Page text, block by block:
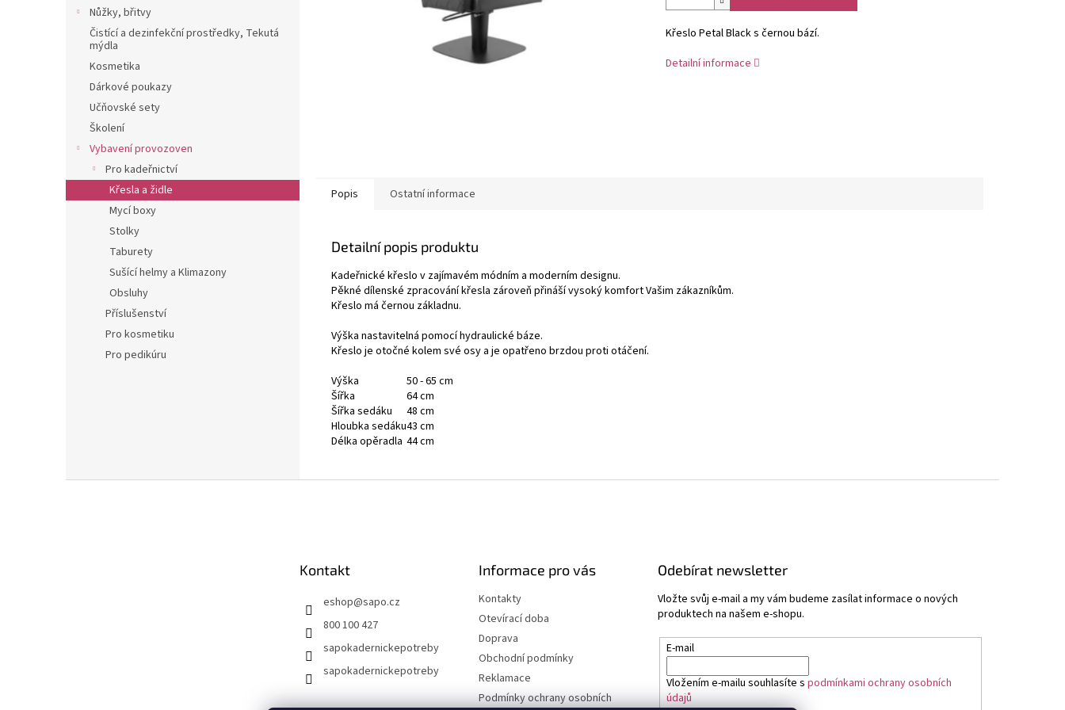
Nůžky, břitvy
Čistící a dezinfekční prostředky, Tekutá
mýdla
Kosmetika
Dárkové poukazy
Učňovské sety
Školení
Vybavení provozoven
Pro kadeřnictví
Křesla a židle
Mycí boxy
Stolky
Taburety
Sušící helmy a Klimazony
Obsluhy
Příslušenství
Pro kosmetiku
Pro pedikúru
Křeslo Petal Black s černou bází.
Detailní informace
Popis Ostatní informace
Detailní popis produktu
Kadeřnické křeslo v zajímavém módním a moderním designu.
Pěkné dílenské zpracování křesla zároveň přináší vysoký komfort Vašim zákazníkům.
Křeslo má černou základnu.
Výška nastavitelná pomocí hydraulické báze.
Křeslo je otočné kolem své osy a je opatřeno brzdou proti otáčení.
Výška
50 - 65 cm
Šířka
64 cm
Šířka sedáku
48 cm
Hloubka sedáku43 cm
Délka opěradla 44 cm
Kontakt
eshop@sapo.cz
800 100 427
sapokadernickepotreby
sapokadernickepotreby
Informace pro vás
Kontakty
Otevírací doba
Doprava
Obchodní podmínky
Reklamace
Podmínky ochrany osobních
Odebírat newsletter
Vložte svůj e-mail a my vám budeme zasílat informace o nových
produktech na našem e-shopu.
E-mail
Vložením e-mailu souhlasíte spodmínkami ochrany osobních
údajů